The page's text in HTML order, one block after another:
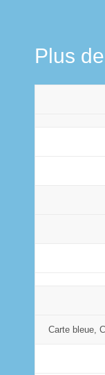
Plus
Carte bleue,